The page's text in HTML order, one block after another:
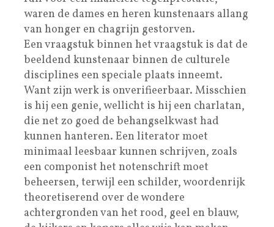
waren de dames en heren kunstenaars allang
van honger en chagrijn gestorven.
Een vraagstuk binnen het vraagstuk is dat de
beeldend kunstenaar binnen de culturele
disciplines een speciale plaats inneemt.
Want zijn werk is onverifieerbaar. Misschien
is hij een genie, wellicht is hij een charlatan,
die net zo goed de behangselkwast had
kunnen hanteren. Een literator moet
minimaal leesbaar kunnen schrijven, zoals
een componist het notenschrift moet
beheersen, terwijl een schilder, woordenrijk
theoretiserend over de wondere
achtergronden van het rood, geel en blauw,